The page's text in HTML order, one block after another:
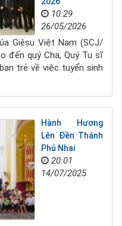
10:29
26/05/2026
Giêsu Việt Nam (SCJ/
đến quý Cha, Quý Tu sĩ
trẻ về việc tuyển sinh
Hành Hương
Lên Đền Thánh
Phú Nhai
20:01
14/07/2025